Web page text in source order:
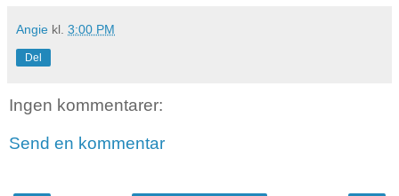
Angie kl. 3:00 PM
Del
Ingen kommentarer:
Send en kommentar